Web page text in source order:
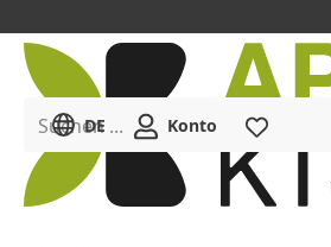
Menü
Suchen ...
DE Konto